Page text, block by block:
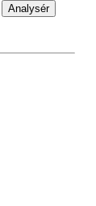
Analysér